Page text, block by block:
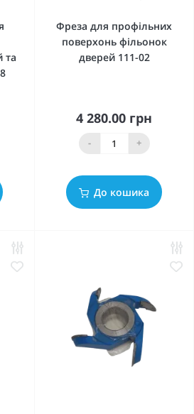
та
Фреза для профільних
поверхонь фільонок
дверей 111-02
4 280.00 грн
- +
До кошика